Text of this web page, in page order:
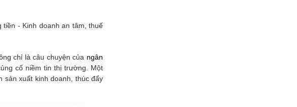
tiền - Kinh doanh an tâm, thuế
chỉ là câu chuyện của ngân
cố niềm tin thị trường. Một
sản xuất kinh doanh, thúc đẩy